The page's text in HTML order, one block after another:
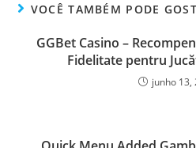
VOCÊ TAMBÉM PODE
GGBet Casino –
Fidelitate pentru
junho 13,